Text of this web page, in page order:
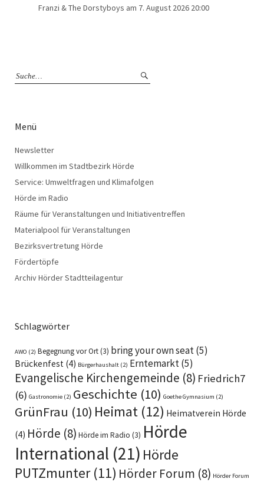
Franzi & The Dorstyboys am 7. August 2026 20:00
Menü
Newsletter
Willkommen im Stadtbezirk Hörde
Service: Umweltfragen und Klimafolgen
Hörde im Radio
Räume für Veranstaltungen und Initiativentreffen
Materialpool für Veranstaltungen
Bezirksvertretung Hörde
Fördertöpfe
Archiv Hörder Stadtteilagentur
Schlagwörter
AWO (2) Begegnung vor Ort(3) bring your own seat(5)
Brückenfest (4) Bürgerhaushalt (2) Erntemarkt(5)
Evangelische Kirchengemeinde (8) Friedrich7
(6) Gastronomie (2) Geschichte (10) Goethe Gymnasium (2)
GrünFrau (10) Heimat (12) Heimatverein Hörde
(4) Hörde (8) Hörde im Radio (3) Hörde
International (21) Hörde
PUTZmunter(11) Hörder Forum (8) Hörder Forum